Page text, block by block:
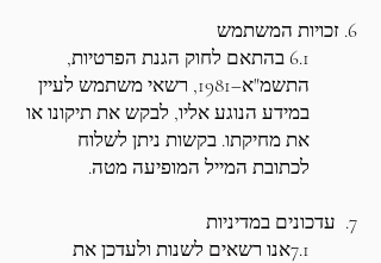
6. זכויות המשתמש
6.1 בהתאם לחוק הגנת הפרטיות,
התשמ"א–1981, רשאי משתמש לעיין
במידע הנוגע אליו, לבקש את תיקונו או
את מחיקתו. בקשות ניתן לשלוח
לכתובת המייל המופיעה מטה.
7. עדכונים במדיניות
7.1אנו רשאים לשנות ולעדכן את